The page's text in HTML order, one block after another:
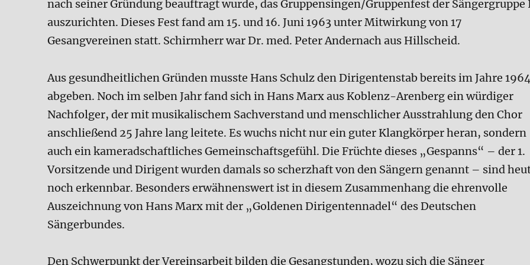
nach seiner Gründung beauftragt wurde, das Gruppensingen/Gruppenfest der Sängergruppe
auszurichten. Dieses Fest fand am 15. und 16. Juni 1963 unter Mitwirkung von 17
Gesangvereinen statt. Schirmherr war Dr. med. Peter Andernach aus Hillscheid.
Aus gesundheitlichen Gründen musste Hans Schulz den Dirigentenstab bereits im Jahre 1964
abgeben. Noch im selben Jahr fand sich in Hans Marx aus Koblenz-Arenberg ein würdiger
Nachfolger, der mit musikalischem Sachverstand und menschlicher Ausstrahlung den Chor
anschließend 25 Jahre lang leitete. Es wuchs nicht nur ein guter Klangkörper heran, sondern
auch ein kameradschaftliches Gemeinschaftsgefühl. Die Früchte dieses „Gespanns“ – der 1.
Vorsitzende und Dirigent wurden damals so scherzhaft von den Sängern genannt – sind
noch erkennbar. Besonders erwähnenswert ist in diesem Zusammenhang die ehrenvolle
Auszeichnung von Hans Marx mit der „Goldenen Dirigentennadel“ des Deutschen
Sängerbundes.
Den Schwerpunkt der Vereinsarbeit bilden die Gesangstunden, wozu sich die Sänger